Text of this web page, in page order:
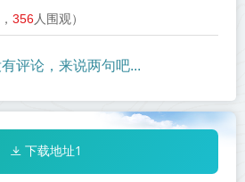
356人围观）
评论，来说两句吧...
下载地址1